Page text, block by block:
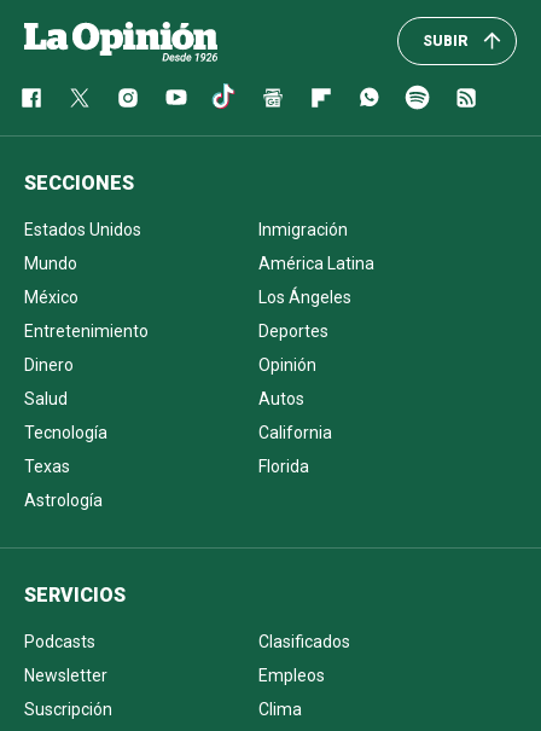
SUBIR
SECCIONES
Estados Unidos
Inmigración
Mundo
América Latina
México
Los Ángeles
Entretenimiento
Deportes
Dinero
Opinión
Salud
Autos
Tecnología
California
Texas
Florida
Astrología
SERVICIOS
Podcasts
Clasificados
Newsletter
Empleos
Suscripción
Clima